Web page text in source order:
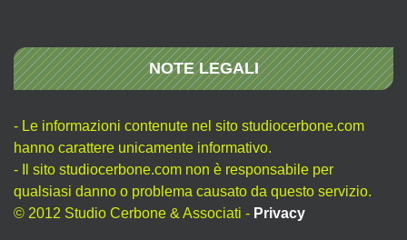
NOTE LEGALI
- Le informazioni contenute nel sito studiocerbone.com
hanno carattere unicamente informativo.
- Il sito studiocerbone.com non è responsabile per
qualsiasi danno o problema causato da questo servizio.
© 2012 Studio Cerbone & Associati - Privacy